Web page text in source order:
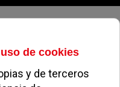
de 2026